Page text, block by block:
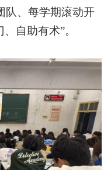
队、每学期滚动开
自助有术”。